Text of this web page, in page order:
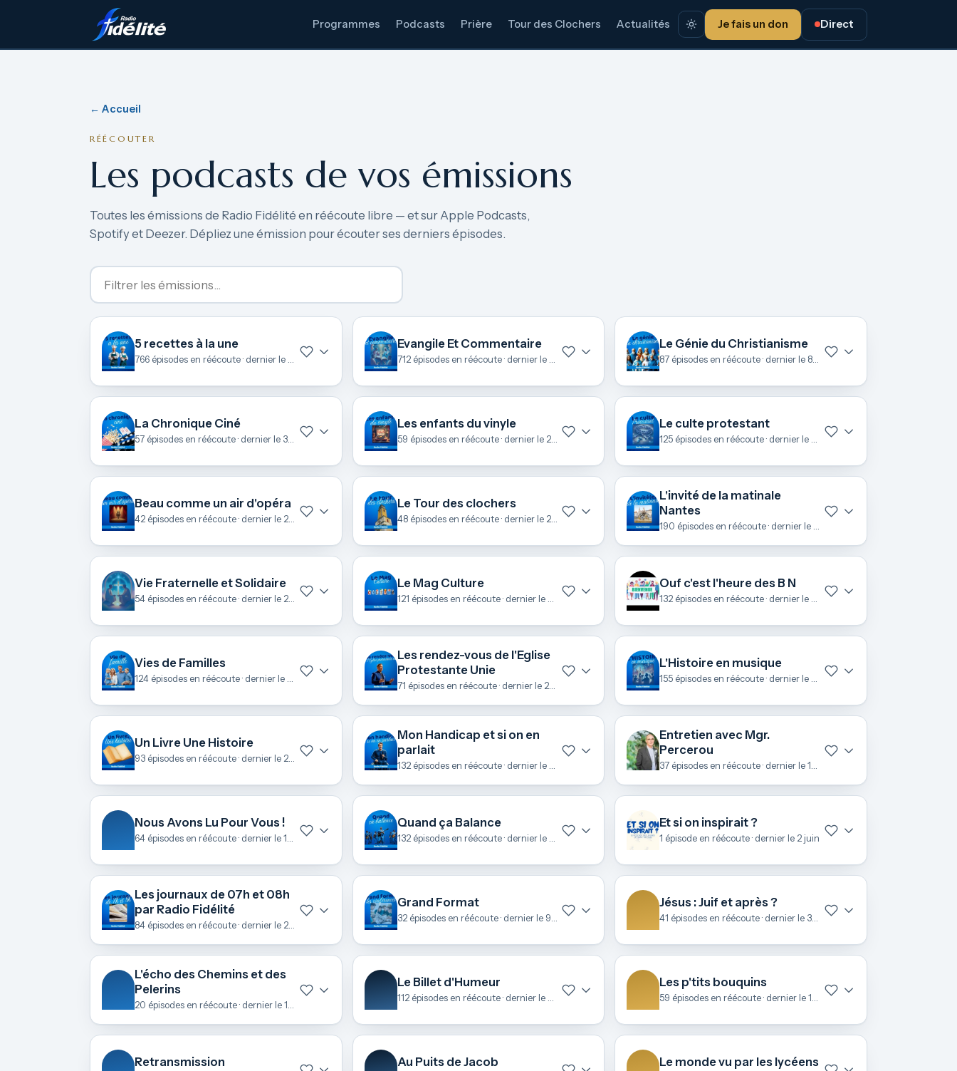
Programmes Podcasts Prière Tour des Clochers Actualités Je fais un don Direct
← Accueil
RÉÉCOUTER
Les podcasts de vos émissions
Toutes les émissions de Radio Fidélité en réécoute libre — et sur Apple Podcasts,
Spotify et Deezer. Dépliez une émission pour écouter ses derniers épisodes.
5 recettes à la une Evangile Et Commentaire Le Génie du Christianisme
La Chronique Ciné Les enfants du vinyle
59 épisodes en réécoute · dernier le 28 juin
Le culte protestant
Beau comme un air d'opéra Le Tour des clochers
48 épisodes en réécoute · dernier le 26 juin
L'invité de la matinale
Nantes
190 épisodes en réécoute · dernier le 25 juin
Vie Fraternelle et Solidaire Le Mag Culture Ouf c'est l'heure des B N
Vies de Familles
Les rendez-vous de l'Eglise
Protestante Unie
71 épisodes en réécoute · dernier le 22 juin
L'Histoire en musique
Un Livre Une Histoire
Mon Handicap et si on en
parlait
132 épisodes en réécoute · dernier le 22 juin
Entretien avec Mgr.
Percerou
37 épisodes en réécoute · dernier le 19 juin
Nous Avons Lu Pour Vous ! Quand ça Balance Et si on inspirait ?
1 épisode en réécoute · dernier le 2 juin
Les journaux de 07h et 08h
par Radio Fidélité
84 épisodes en réécoute · dernier le 21 mai
Grand Format Jésus : Juif et après ?
L'écho des Chemins et des
Pelerins
20 épisodes en réécoute · dernier le 1 mai
Le Billet d'Humeur Les p'tits bouquins
Retransmission Au Puits de Jacob Le monde vu par les lycéens